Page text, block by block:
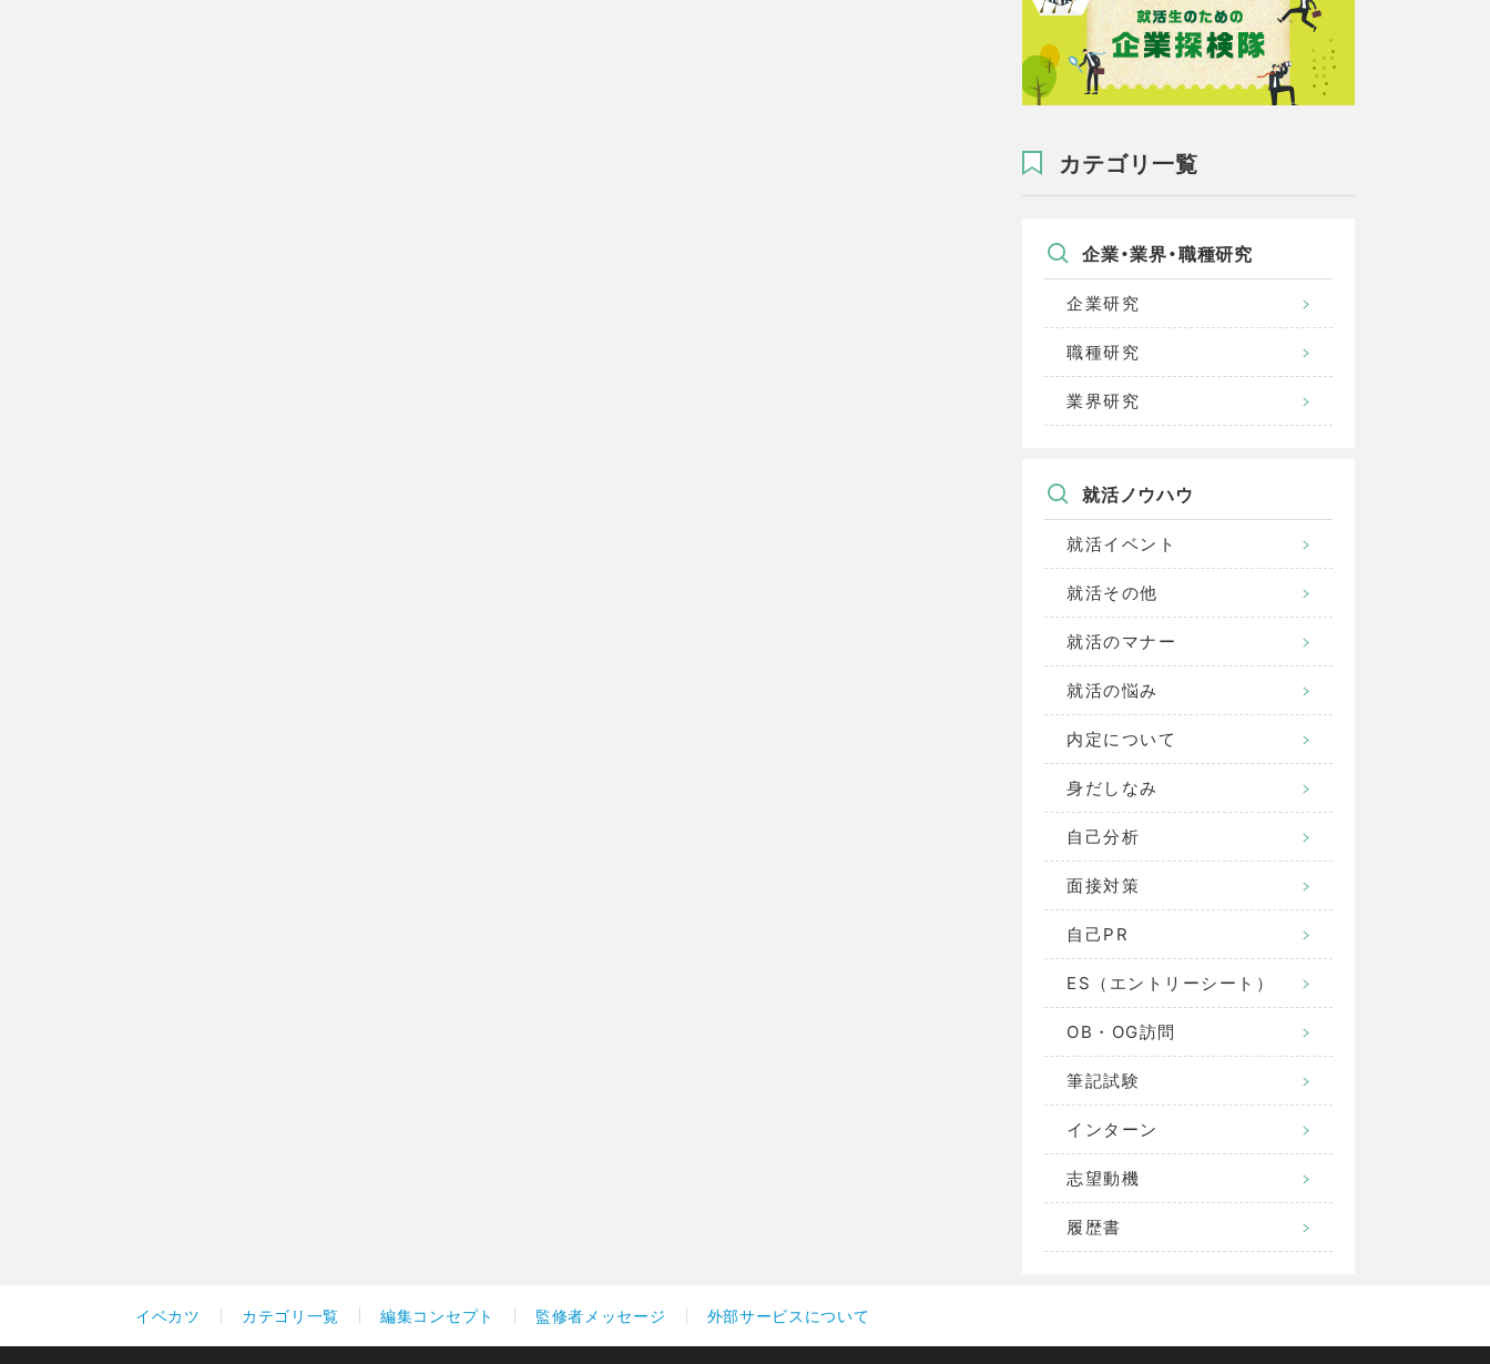
カテゴリ一覧
企業・業界・職種研究
企業研究
職種研究
業界研究
就活ノウハウ
就活イベント
就活その他
就活のマナー
就活の悩み
内定について
身だしなみ
自己分析
面接対策
自己PR
ES（エントリーシート）
OB・OG訪問
筆記試験
インターン
志望動機
履歴書
イベカツ カテゴリ一覧 編集コンセプト 監修者メッセージ 外部サービスについて